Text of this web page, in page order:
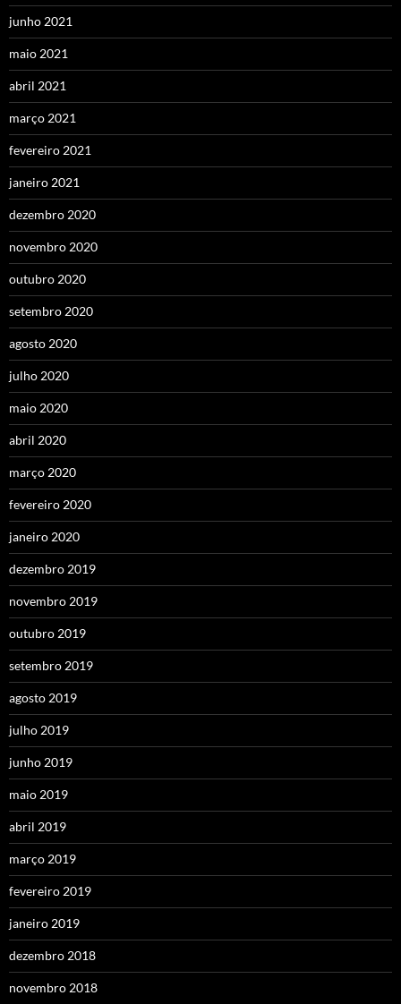
junho 2021
maio 2021
abril 2021
março 2021
fevereiro 2021
janeiro 2021
dezembro 2020
novembro 2020
outubro 2020
setembro 2020
agosto 2020
julho 2020
maio 2020
abril 2020
março 2020
fevereiro 2020
janeiro 2020
dezembro 2019
novembro 2019
outubro 2019
setembro 2019
agosto 2019
julho 2019
junho 2019
maio 2019
abril 2019
março 2019
fevereiro 2019
janeiro 2019
dezembro 2018
novembro 2018